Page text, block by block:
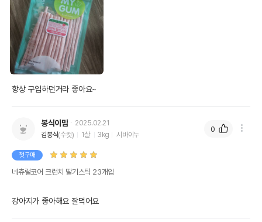
항상 구입하던거라 좋아요~
봉식이맘
2025.02.21
김봉식(수컷) 1살 3kg 시바이누
첫구매
네츄럴코어 크런치 딸기스틱 23개입
강아지가 좋아해요 잘먹어요
0